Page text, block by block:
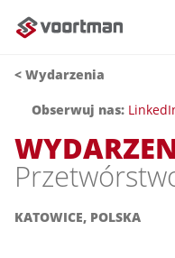
< Wydarzenia
Obserwuj nas:
KATOWICE, POLSKA